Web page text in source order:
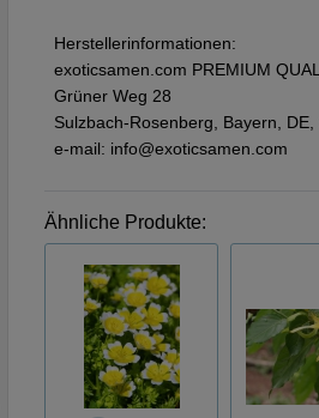
Herstellerinformationen:
exoticsamen.com PREMIUM
Grüner Weg 28
Sulzbach-Rosenberg, Bayern, DE,
e-mail: info@exoticsamen.com
Ähnliche Produkte: